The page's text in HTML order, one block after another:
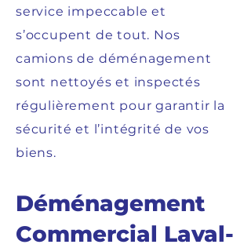
service impeccable et
s’occupent de tout. Nos
camions de déménagement
sont nettoyés et inspectés
régulièrement pour garantir la
sécurité et l’intégrité de vos
biens.
Déménagement
Commercial Laval-